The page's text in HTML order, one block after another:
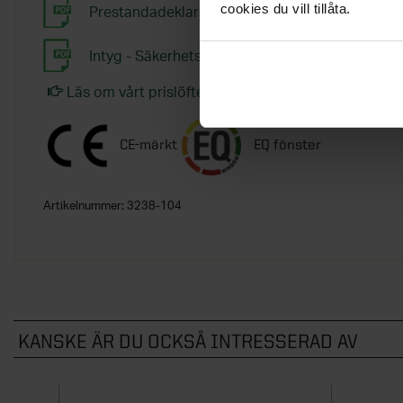
cookies du vill tillåta.
Prestandadeklaration - Energi fönster
Intyg - Säkerhetsglas
Läs om vårt prislöfte - garanterat bästa pris
CE-märkt EQ fönster
Artikelnummer: 3238-104
KANSKE ÄR DU OCKSÅ INTRESSERAD AV